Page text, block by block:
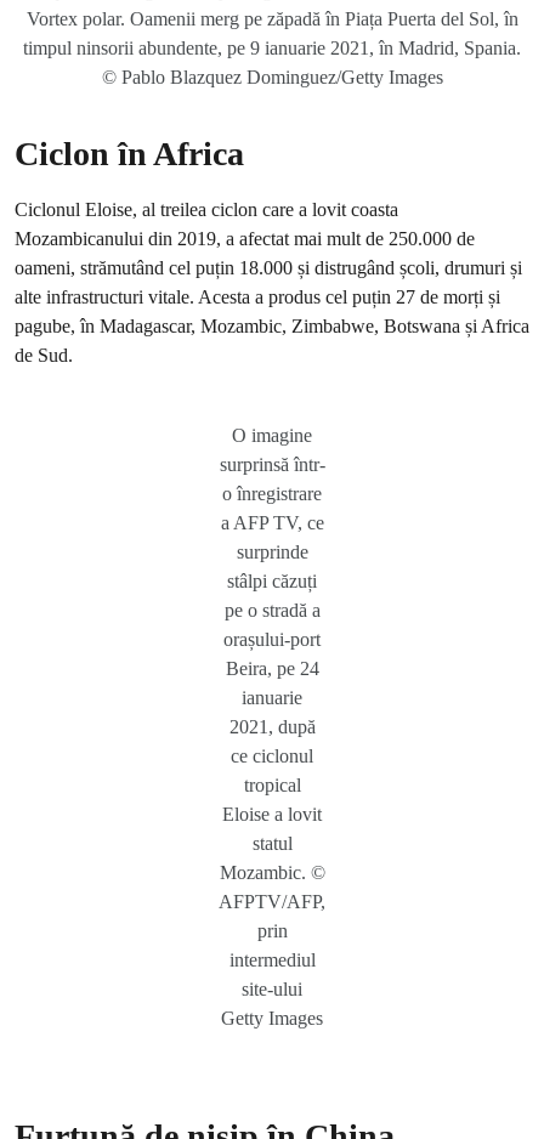
Vortex polar. Oamenii merg pe zăpadă în Piața Puerta del Sol, în
timpul ninsorii abundente, pe 9 ianuarie 2021, în Madrid, Spania.
© Pablo Blazquez Dominguez/Getty Images
Ciclon în Africa
Ciclonul Eloise, al treilea ciclon care a lovit coasta
Mozambicanului din 2019, a afectat mai mult de 250.000 de
oameni, strămutând cel puțin 18.000 și distrugând școli, drumuri și
alte infrastructuri vitale. Acesta a produs cel puțin 27 de morți și
pagube, în Madagascar, Mozambic, Zimbabwe, Botswana și Africa
de Sud.
O imagine
surprinsă într-
o înregistrare
a AFP TV, ce
surprinde
stâlpi căzuți
pe o stradă a
orașului-port
Beira, pe 24
ianuarie
2021, după
ce ciclonul
tropical
Eloise a lovit
statul
Mozambic. ©
AFPTV/AFP,
prin
intermediul
site-ului
Getty Images